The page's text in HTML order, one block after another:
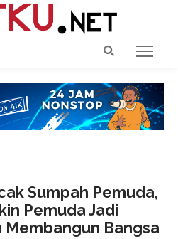
Sumpah Pemuda,
Pemuda Jadi
Membangun Bangsa